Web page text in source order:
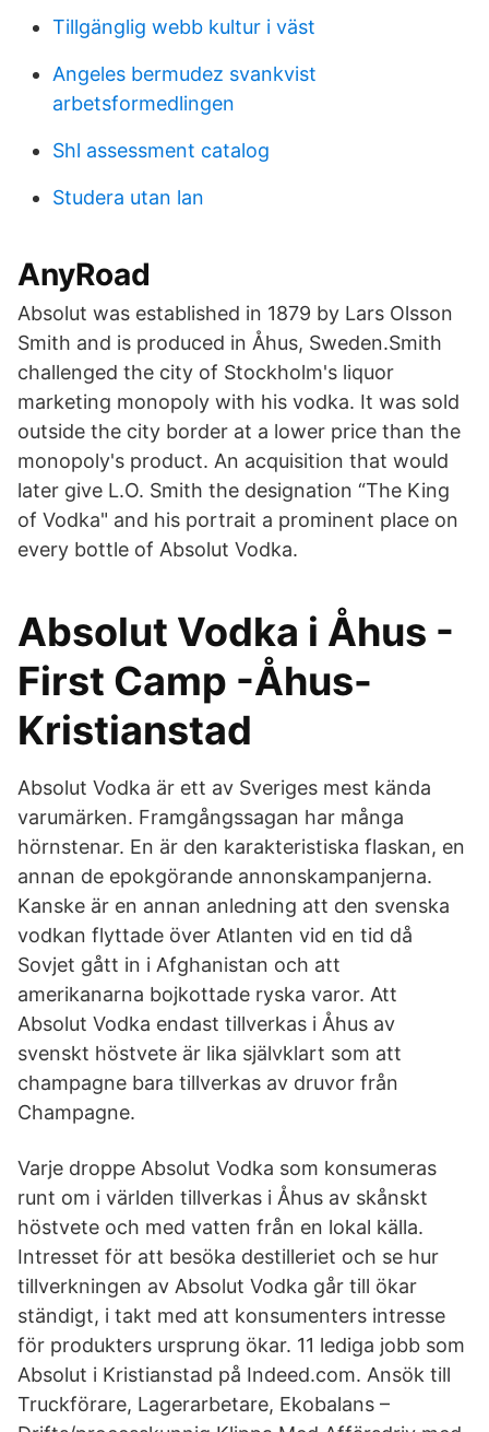
Tillgänglig webb kultur i väst
Angeles bermudez svankvist
arbetsformedlingen
Shl assessment catalog
Studera utan lan
AnyRoad
Absolut was established in 1879 by Lars Olsson
Smith and is produced in Åhus, Sweden.Smith
challenged the city of Stockholm's liquor
marketing monopoly with his vodka. It was sold
outside the city border at a lower price than the
monopoly's product. An acquisition that would
later give L.O. Smith the designation “The King
of Vodka" and his portrait a prominent place on
every bottle of Absolut Vodka.
Absolut Vodka i Åhus -
First Camp -Åhus-
Kristianstad
Absolut Vodka är ett av Sveriges mest kända
varumärken. Framgångssagan har många
hörnstenar. En är den karakteristiska flaskan, en
annan de epokgörande annonskampanjerna.
Kanske är en annan anledning att den svenska
vodkan flyttade över Atlanten vid en tid då
Sovjet gått in i Afghanistan och att
amerikanarna bojkottade ryska varor. Att
Absolut Vodka endast tillverkas i Åhus av
svenskt höstvete är lika självklart som att
champagne bara tillverkas av druvor från
Champagne.
Varje droppe Absolut Vodka som konsumeras
runt om i världen tillverkas i Åhus av skånskt
höstvete och med vatten från en lokal källa.
Intresset för att besöka destilleriet och se hur
tillverkningen av Absolut Vodka går till ökar
ständigt, i takt med att konsumenters intresse
för produkters ursprung ökar. 11 lediga jobb som
Absolut i Kristianstad på Indeed.com. Ansök till
Truckförare, Lagerarbetare, Ekobalans –